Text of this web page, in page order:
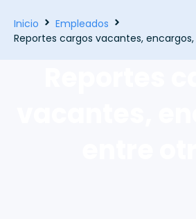
Inicio
Empleados
Reportes cargos vacantes,